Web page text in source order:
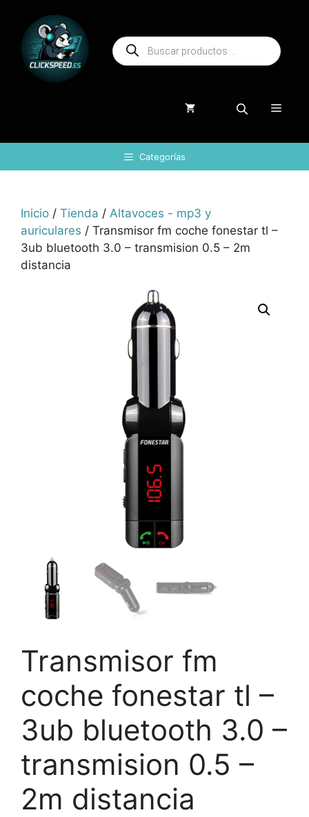
contenido
Búsqueda
de
productos
Menú
Categorías
Inicio / Tienda / Altavoces - mp3 y
auriculares / Transmisor fm coche fonestar tl –
3ub bluetooth 3.0 – transmision 0.5 – 2m
distancia
Transmisor fm
coche fonestar tl –
3ub bluetooth 3.0 –
transmision 0.5 –
2m distancia